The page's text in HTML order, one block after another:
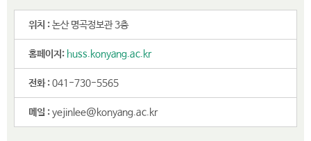
위치 :논산 명곡정보관 3층
홈페이지: huss.konyang.ac.kr
전화 :041-730-5565
메일 :yejinlee@konyang.ac.kr